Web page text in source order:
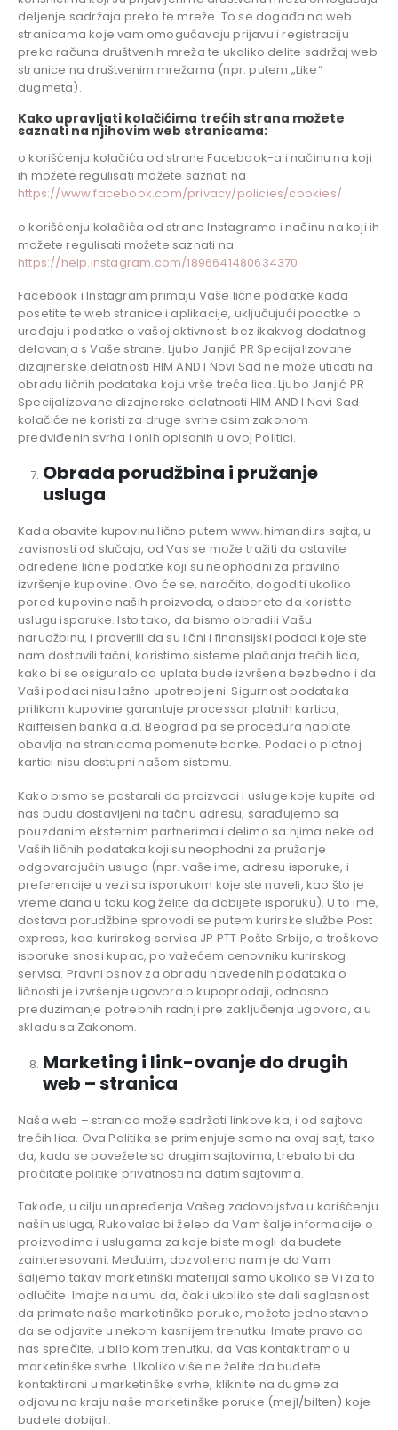
deljenje sadržaja preko te mreže. To se događa na web
stranicama koje vam omogućavaju prijavu i registraciju
preko računa društvenih mreža te ukoliko delite sadržaj web
stranice na društvenim mrežama (npr. putem „Like“
dugmeta).
Kako upravljati kolačićima trećih strana možete
saznati na njihovim web stranicama:
o korišćenju kolačića od strane Facebook-a i načinu na koji
ih možete regulisati možete saznati na
https://www.facebook.com/privacy/policies/cookies/
o korišćenju kolačića od strane Instagrama i načinu na koji ih
možete regulisati možete saznati na
https://help.instagram.com/1896641480634370
Facebook i Instagram primaju Vaše lične podatke kada
posetite te web stranice i aplikacije, uključujući podatke o
uređaju i podatke o vašoj aktivnosti bez ikakvog dodatnog
delovanja s Vaše strane. Ljubo Janjić PR Specijalizovane
dizajnerske delatnosti HIM AND I Novi Sad ne može uticati na
obradu ličnih podataka koju vrše treća lica. Ljubo Janjić PR
Specijalizovane dizajnerske delatnosti HIM AND I Novi Sad
kolačiće ne koristi za druge svrhe osim zakonom
predviđenih svrha i onih opisanih u ovoj Politici.
Obrada porudžbina i pružanje
usluga
Kada obavite kupovinu lično putem www.himandi.rs sajta, u
zavisnosti od slučaja, od Vas se može tražiti da ostavite
određene lične podatke koji su neophodni za pravilno
izvršenje kupovine. Ovo će se, naročito, dogoditi ukoliko
pored kupovine naših proizvoda, odaberete da koristite
uslugu isporuke. Isto tako, da bismo obradili Vašu
narudžbinu, i proverili da su lični i finansijski podaci koje ste
nam dostavili tačni, koristimo sisteme plaćanja trećih lica,
kako bi se osiguralo da uplata bude izvršena bezbedno i da
Vaši podaci nisu lažno upotrebljeni. Sigurnost podataka
prilikom kupovine garantuje processor platnih kartica,
Raiffeisen banka a.d. Beograd pa se procedura naplate
obavlja na stranicama pomenute banke. Podaci o platnoj
kartici nisu dostupni našem sistemu.
Kako bismo se postarali da proizvodi i usluge koje kupite od
nas budu dostavljeni na tačnu adresu, sarađujemo sa
pouzdanim eksternim partnerima i delimo sa njima neke od
Vaših ličnih podataka koji su neophodni za pružanje
odgovarajućih usluga (npr. vaše ime, adresu isporuke, i
preferencije u vezi sa isporukom koje ste naveli, kao što je
vreme dana u toku kog želite da dobijete isporuku). U to ime,
dostava porudžbine sprovodi se putem kurirske službe Post
express, kao kurirskog servisa JP PTT Pošte Srbije, a troškove
isporuke snosi kupac, po važećem cenovniku kurirskog
servisa. Pravni osnov za obradu navedenih podataka o
ličnosti je izvršenje ugovora o kupoprodaji, odnosno
preduzimanje potrebnih radnji pre zaključenja ugovora, a u
skladu sa Zakonom.
Marketing i link-ovanje do drugih
web – stranica
Naša web – stranica može sadržati linkove ka, i od sajtova
trećih lica. Ova Politika se primenjuje samo na ovaj sajt, tako
da, kada se povežete sa drugim sajtovima, trebalo bi da
pročitate politike privatnosti na datim sajtovima.
Takođe, u cilju unapređenja Vašeg zadovoljstva u korišćenju
naših usluga, Rukovalac bi želeo da Vam šalje informacije o
proizvodima i uslugama za koje biste mogli da budete
zainteresovani. Međutim, dozvoljeno nam je da Vam
šaljemo takav marketinški materijal samo ukoliko se Vi za to
odlučite. Imajte na umu da, čak i ukoliko ste dali saglasnost
da primate naše marketinške poruke, možete jednostavno
da se odjavite u nekom kasnijem trenutku. Imate pravo da
nas sprečite, u bilo kom trenutku, da Vas kontaktiramo u
marketinške svrhe. Ukoliko više ne želite da budete
kontaktirani u marketinške svrhe, kliknite na dugme za
odjavu na kraju naše marketinške poruke (mejl/bilten) koje
budete dobijali.